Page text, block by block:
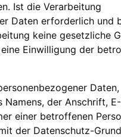
Ist die Verarbeitung
Daten erforderlich und
keine gesetzliche
Einwilligung der
Daten,
Namens, der Anschrift,
einer betroffenen
der Datenschutz-